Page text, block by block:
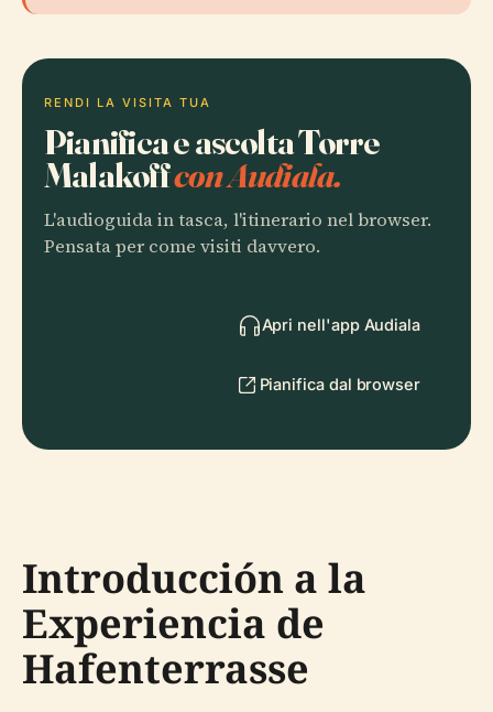
RENDI LA VISITA TUA
Pianifica e ascolta Torre
Malakoffcon Audiala.
L'audioguida in tasca, l'itinerario nel browser.
Pensata per come visiti davvero.
Apri nell'app Audiala
Pianifica dal browser
Introducción a la
Experiencia de
Hafenterrasse